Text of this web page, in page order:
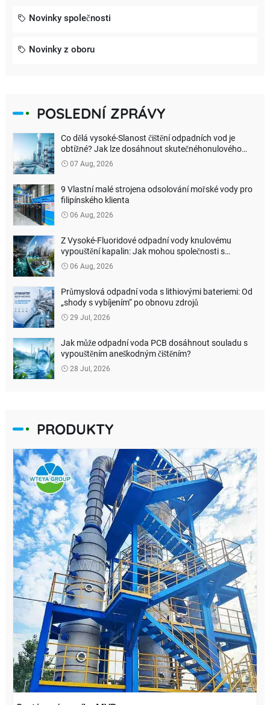
Novinky společnosti
Novinky z oboru
POSLEDNÍ ZPRÁVY
Co dělá vysoké-Slanost čištění odpadních vod je
obtížné? Jak lze dosáhnout skutečnéhonulového
vypouštění kapaliny?
07 Aug, 2026
9 Vlastní malé strojena odsolování mořské vody pro
filipínského klienta
06 Aug, 2026
Z Vysoké-Fluoridové odpadní vody knulovému
vypouštění kapalin: Jak mohou společnosti s
lithiovými bateriemi snížitnákladyna ekologickou
úpravu?
06 Aug, 2026
Průmyslová odpadní voda s lithiovými bateriemi: Od
„shody s vybíjením“ po obnovu zdrojů
29 Jul, 2026
Jak může odpadní voda PCB dosáhnout souladu s
vypouštěním aneškodným čištěním?
28 Jul, 2026
PRODUKTY